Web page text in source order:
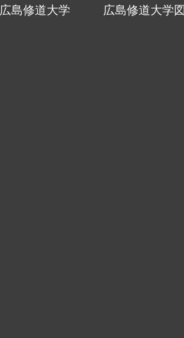
広島修道大学 広島修道大学